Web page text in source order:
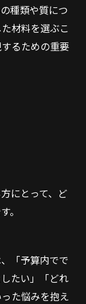
種類や質につ
材料を選ぶこ
るための重要
にとって、ど
。
「予算内でで
たい」「どれ
た悩みを抱え